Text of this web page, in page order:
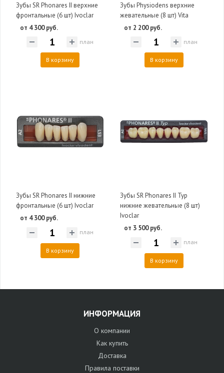
Зубы SR Phonares II верхние
фронтальные (6 шт) Ivoclar
от 4 300 руб.
план
В корзину
Зубы Physiodens верхние
жевательные (8 шт) Vita
от 2 200 руб.
план
В корзину
Зубы SR Phonares II нижние
фронтальные (6 шт) Ivoclar
от 4 300 руб.
план
В корзину
Зубы SR Phonares II Typ
нижние жевательные (8 шт)
Ivoclar
от 3 500 руб.
план
В корзину
ИНФОРМАЦИЯ
О компании
Как купить
Доставка
Правила поставки